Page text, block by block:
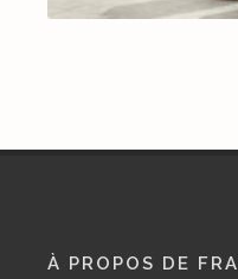
À PROPOS DE